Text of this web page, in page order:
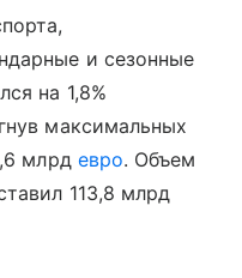
и сезонные
на 1,8%
максимальных
млрд евро. Объем
113,8 млрд